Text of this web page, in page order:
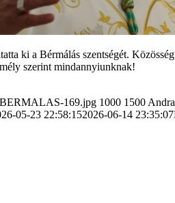
ki a Bérmálás szentségét.
szerint mindannyiunknak!
BERMALAS-169.jpg 1000 1500
05-23 22:58:152026-06-14 23:35:07